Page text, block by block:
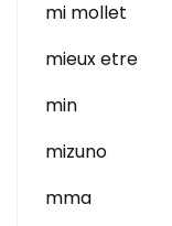
mi mollet
mieux etre
min
mizuno
mma